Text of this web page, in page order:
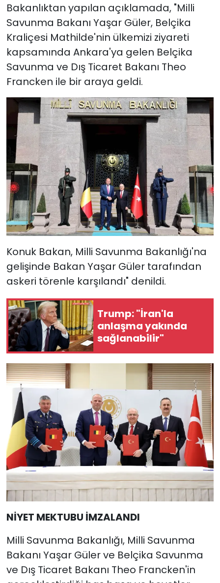
Bakanlıktan yapılan açıklamada, "Milli
Savunma Bakanı Yaşar Güler, Belçika
Kraliçesi Mathilde'nin ülkemizi ziyareti
kapsamında Ankara'ya gelen Belçika
Savunma ve Dış Ticaret Bakanı Theo
Francken ile bir araya geldi.
Konuk Bakan, Milli Savunma Bakanlığı'na
gelişinde Bakan Yaşar Güler tarafından
askeri törenle karşılandı" denildi.
Trump: "İran'la
anlaşma yakında
sağlanabilir"
NİYET MEKTUBU İMZALANDI
Milli Savunma Bakanlığı, Milli Savunma
Bakanı Yaşar Güler ve Belçika Savunma
ve Dış Ticaret Bakanı Theo Francken'in